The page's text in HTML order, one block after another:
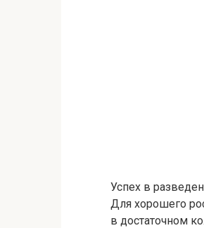
Успех в
Для хорошего
в достаточном